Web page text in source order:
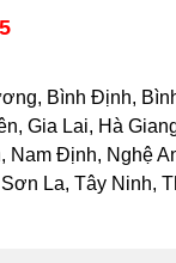
Bình Định,
Gia Lai, Hà
Nam Định, Nghệ
La, Tây Ninh,